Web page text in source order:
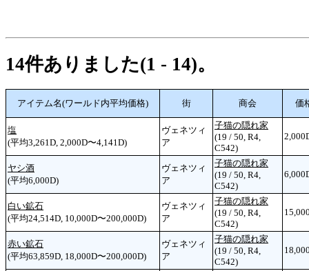
14件ありました(1 - 14)。
アイテム名(ワールド内平均価格) 街 商会 価
塩
(平均3,261D, 2,000D〜4,141D)
ヴェネツィ
ア
子猫の隠れ家
(19 / 50, R4,
C542)
ヤシ酒
(平均6,000D)
ヴェネツィ
ア
子猫の隠れ家
(19 / 50, R4,
C542)
白い鉱石
(平均24,514D, 10,000D〜200,000D)
ヴェネツィ
ア
子猫の隠れ家
(19 / 50, R4,
C542)
赤い鉱石
(平均63,859D, 18,000D〜200,000D)
ヴェネツィ
ア
子猫の隠れ家
(19 / 50, R4,
C542)